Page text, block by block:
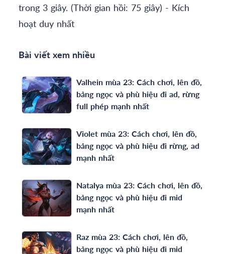
trong 3 giây. (Thời gian hồi: 75 giây) - Kích
hoạt duy nhất
Bài viết xem nhiều
Valhein mùa 23: Cách chơi, lên đồ,
bảng ngọc và phù hiệu đi ad, rừng
full phép mạnh nhất
Violet mùa 23: Cách chơi, lên đồ,
bảng ngọc và phù hiệu đi rừng, ad
mạnh nhất
Natalya mùa 23: Cách chơi, lên đồ,
bảng ngọc và phù hiệu đi mid
mạnh nhất
Raz mùa 23: Cách chơi, lên đồ,
bảng ngọc và phù hiệu đi mid